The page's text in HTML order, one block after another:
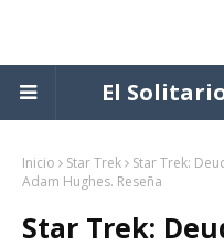
El
Inicio Star Trek
Star Trek:
Adam Hughes. Reseña
Star Trek: